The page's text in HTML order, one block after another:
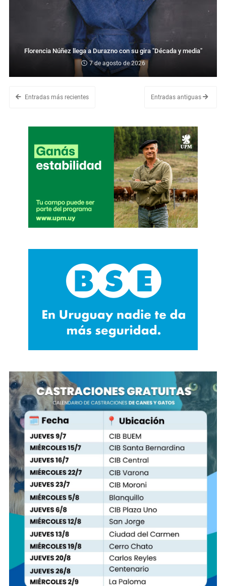
Florencia Núñez llega a Durazno con su gira "Década y media"
7 de agosto de 2026
Entradas más recientes Entradas antiguas